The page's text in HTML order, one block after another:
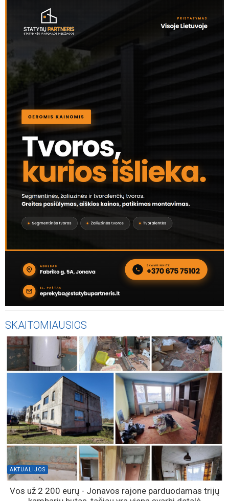
SKAITOMIAUSIOS
AKTUALIJOS
Vos už 2 200 eurų - Jonavos rajone parduodamas trijų